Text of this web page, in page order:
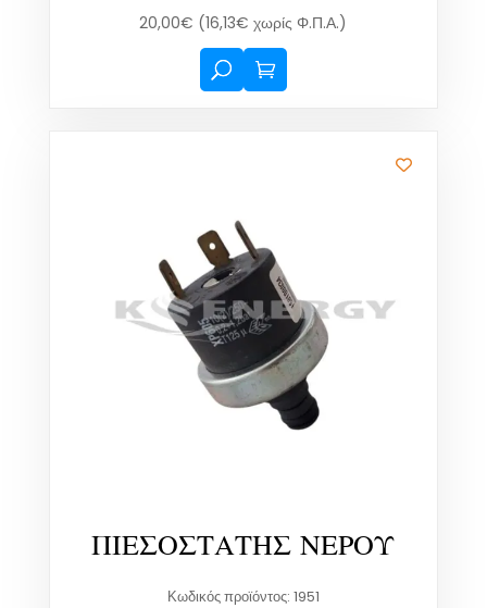
20,00€ (16,13€ χωρίς Φ.Π.Α.)
ΠΙΕΣΟΣΤΑΤΗΣ ΝΕΡΟΥ
Κωδικός προϊόντος: 1951